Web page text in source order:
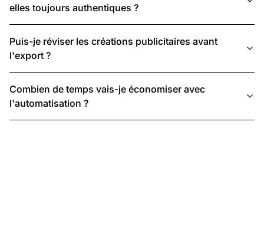
elles toujours authentiques ?
Puis-je réviser les créations publicitaires avant
l'export ?
Combien de temps vais-je économiser avec
l'automatisation ?